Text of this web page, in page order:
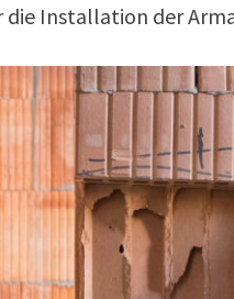
die Installation der